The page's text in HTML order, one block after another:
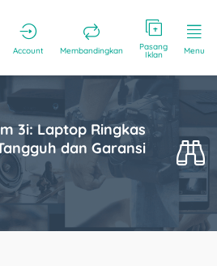
Account Membandingkan Pasang
Iklan Menu
3i: Laptop Ringkas
dan Garansi